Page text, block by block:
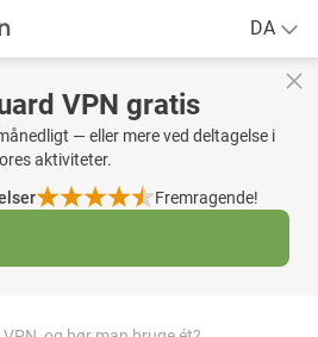
DA
VPN gratis
— eller mere ved deltagelse i
aktiviteter.
Fremragende!